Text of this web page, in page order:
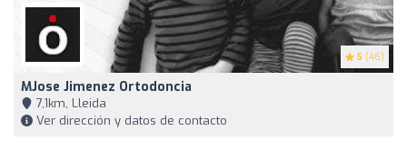
5 (46)
MJose Jimenez Ortodoncia
7,1km, Lleida
Ver dirección y datos de contacto